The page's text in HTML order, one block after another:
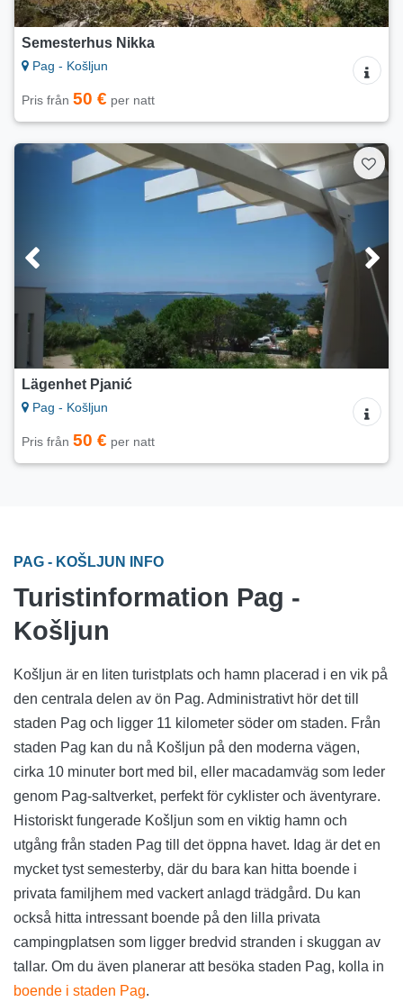
Semesterhus Nikka
Pag - Košljun
Pris från 50 € per natt
Lägenhet Pjanić
Pag - Košljun
Pris från 50 € per natt
PAG - KOŠLJUN INFO
Turistinformation Pag -
Košljun
Košljun är en liten turistplats och hamn placerad i en vik på
den centrala delen av ön Pag. Administrativt hör det till
staden Pag och ligger 11 kilometer söder om staden. Från
staden Pag kan du nå Košljun på den moderna vägen,
cirka 10 minuter bort med bil, eller macadamväg som leder
genom Pag-saltverket, perfekt för cyklister och äventyrare.
Historiskt fungerade Košljun som en viktig hamn och
utgång från staden Pag till det öppna havet. Idag är det en
mycket tyst semesterby, där du bara kan hitta boende i
privata familjhem med vackert anlagd trädgård. Du kan
också hitta intressant boende på den lilla privata
campingplatsen som ligger bredvid stranden i skuggan av
tallar. Om du även planerar att besöka staden Pag, kolla in
boende i staden Pag.